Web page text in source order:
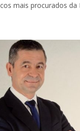
mais procurados da